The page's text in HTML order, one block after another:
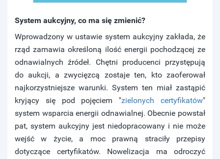
System aukcyjny, co ma się zmienić?
Wprowadzony w ustawie system aukcyjny zakłada, że
rząd zamawia określoną ilość energii pochodzącej ze
odnawialnych źródeł. Chętni producenci przystępują
do aukcji, a zwycięzcą zostaje ten, kto zaoferował
najkorzystniejsze warunki. System ten miał zastąpić
kryjący się pod pojęciem "zielonych certyfikatów"
system wsparcia energii odnawialnej. Obecnie powstał
pat, system aukcyjny jest niedopracowany i nie może
wejść w życie, a moc prawną straciły przepisy
dotyczące certyfikatów. Nowelizacja ma odroczyć